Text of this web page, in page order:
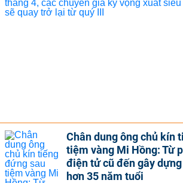
Chân dung ông chủ kín
tiệm vàng Mi Hồng: Từ
điện tử cũ đến gây
hơn 35 năm tuổi